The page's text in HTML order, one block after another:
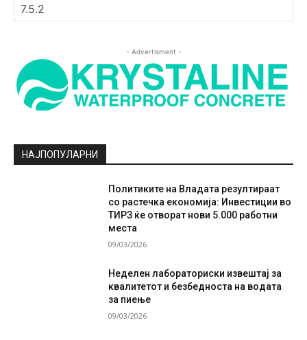
- Advertisment -
НАЈПОПУЛАРНИ
Политиките на Владата резултираат
со растечка економија: Инвестиции во
ТИРЗ ќе отворат нови 5.000 работни
места
09/03/2026
Неделен лабораториски извештај за
квалитетот и безбедноста на водата
за пиење
09/03/2026